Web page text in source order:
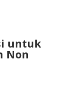
untuk
Non